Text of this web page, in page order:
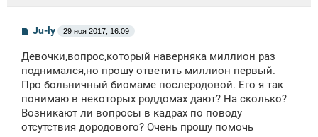
б
щ
е
н
и
Ju-ly 29 ноя 2017, 16:09
Девочки,вопрос,который наверняка миллион раз
поднимался,но прошу ответить миллион первый.
Про больничный биомаме послеродовой. Его я так
понимаю в некоторых роддомах дают? На сколько?
Возникают ли вопросы в кадрах по поводу
отсутствия дородового? Очень прошу помочь